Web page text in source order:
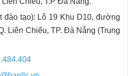
đào tạo): Lô 19 Khu D10, đường
Liên Chiểu, TP. Đà Nẵng (Trung